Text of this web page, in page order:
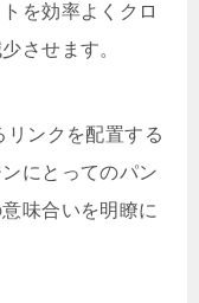
を効率よくクロ
させます。
リンクを配置する
にとってのパン
味合いを明瞭に